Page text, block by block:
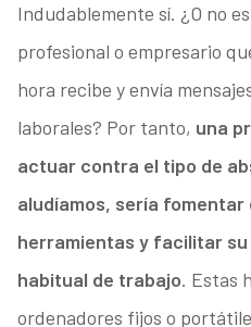
Indudablemente sí. ¿O no
profesional o empresario
hora recibe y envía
laborales? Por tanto, una
actuar contra el tipo de
aludíamos, sería fomentar
herramientas y facilitar
habitual de trabajo. Estas
ordenadores fijos o